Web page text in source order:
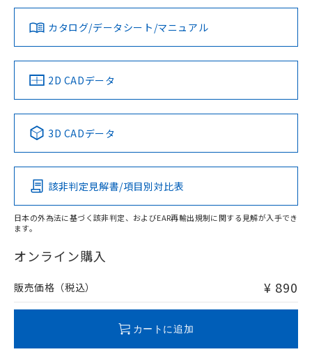
ダウンロードデータをご利用いただく前に、以下を必ずお読
みください。
ソフトウェアの使用条件
対応済み
中国 RoHS 注意事項・凡例
Pb Hg Cd Cr(VI)
O
在庫等で未対応品が混在する可能性があります。
問い合わせください。
LR型式承認
（イギリス
船舶規格）
DNV型式承認
（ノルウェー
BV型式承認
（フランス
KR型式
（韓国
No No No No
この製品の規格認証/適合状況ページへ
その他の認証はこちらのページからご検索ください
カタログ/データシート/マニュアル
2D CADデータ
3D CADデータ
該非判定見解書/項目別対比表
日本の外為法に基づく該非判定、およびEAR再輸出規制に関する見解が入手でき
ます。
オンライン購入
販売価格（税込） ¥ 890
カートに追加